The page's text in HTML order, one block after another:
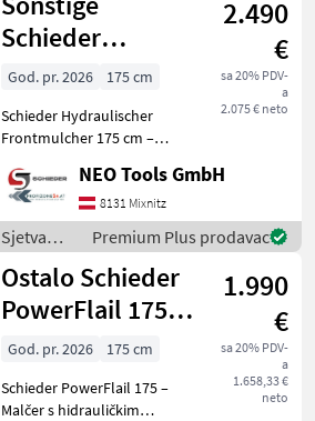
mulčeri,
sjetvospremači
i dr) /
Sonstige
Schieder
PowerFlail 175 –
Front
Schlegelmulcher
2.490
€
sa 20% PDV-
a
2.075 € neto
God. pr. 2026
175 cm
Schieder Hydraulischer
Frontmulcher 175 cm –
Euroaufnahme Preis 2.490 €
VB Beschreibung Schieder
Hydraulischer Frontm
NEO Tools GmbH
8131 Mixnitz
Sjetva
(sijačice,
mulčeri,
sjetvospremači
i dr) /
Sonstige
Premium Plus prodavac
Ostalo Schieder
PowerFlail 175 –
mlatilica
1.990
€
sa 20% PDV-
a
1.658,33 €
neto
God. pr. 2026
175 cm
Schieder PowerFlail 175 –
Malčer s hidrauličkim